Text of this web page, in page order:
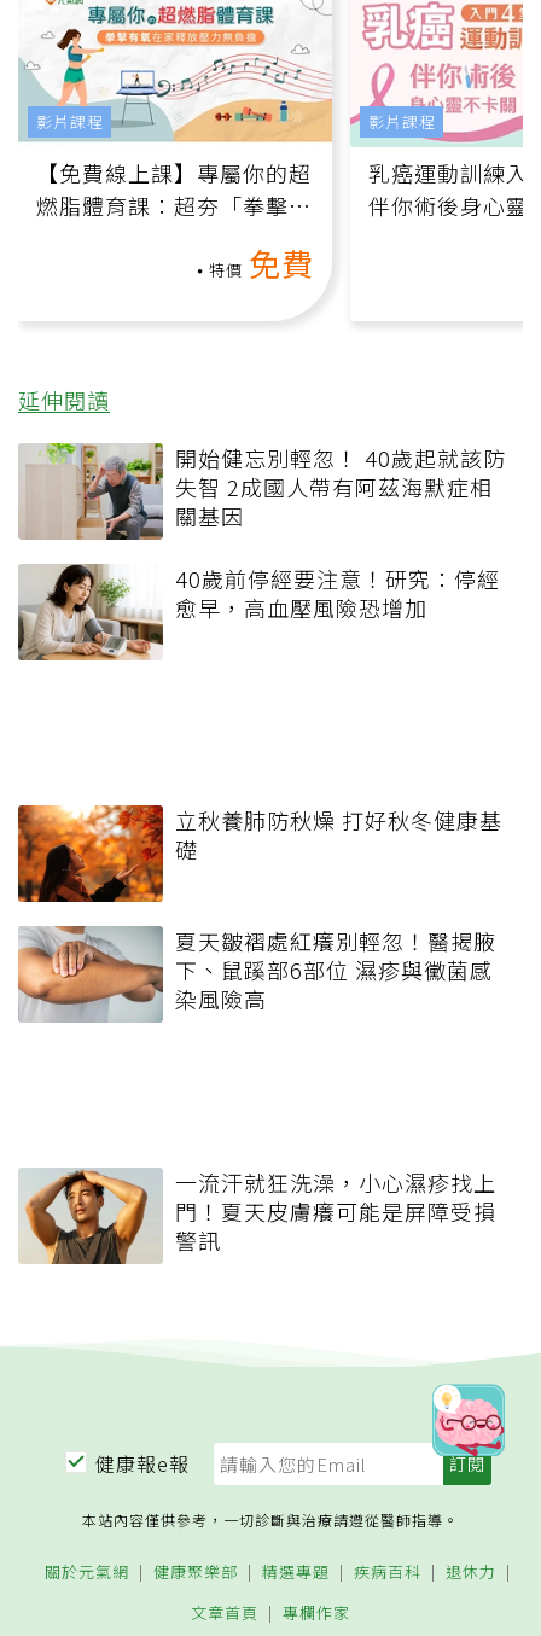
【免費線上課】專屬你的超
燃脂體育課：超夯「拳擊有
特價 免費
影片課程
乳癌運動訓練入
伴你術後身心靈
影片課程
延伸閱讀
開始健忘別輕忽！ 40歲起就該防
失智 2成國人帶有阿茲海默症相
關基因
40歲前停經要注意！研究：停經
愈早，高血壓風險恐增加
立秋養肺防秋燥 打好秋冬健康基
礎
夏天皺褶處紅癢別輕忽！醫揭腋
下、鼠蹊部6部位 濕疹與黴菌感
染風險高
一流汗就狂洗澡，小心濕疹找上
門！夏天皮膚癢可能是屏障受損
警訊
健康報e報
本站內容僅供參考，一切診斷與治療請遵從醫師指導。
關於元氣網 健康聚樂部 精選專題 疾病百科
退休力
文章首頁
專欄作家